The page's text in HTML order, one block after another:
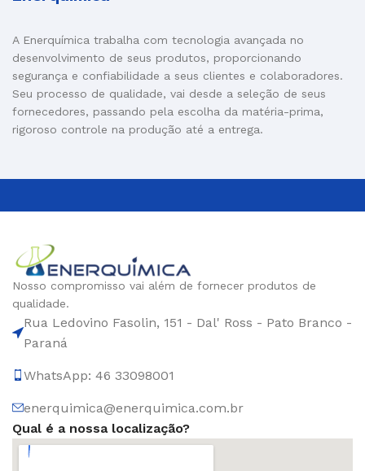
A Enerquímica trabalha com tecnologia avançada no
desenvolvimento de seus produtos, proporcionando
segurança e confiabilidade a seus clientes e colaboradores.
Seu processo de qualidade, vai desde a seleção de seus
fornecedores, passando pela escolha da matéria-prima,
rigoroso controle na produção até a entrega.
Nosso compromisso vai além de fornecer produtos de
qualidade.
Rua Ledovino Fasolin, 151 - Dal' Ross - Pato Branco -
Paraná
WhatsApp: 46 33098001
enerquimica@enerquimica.com.br
Qual é a nossa localização?